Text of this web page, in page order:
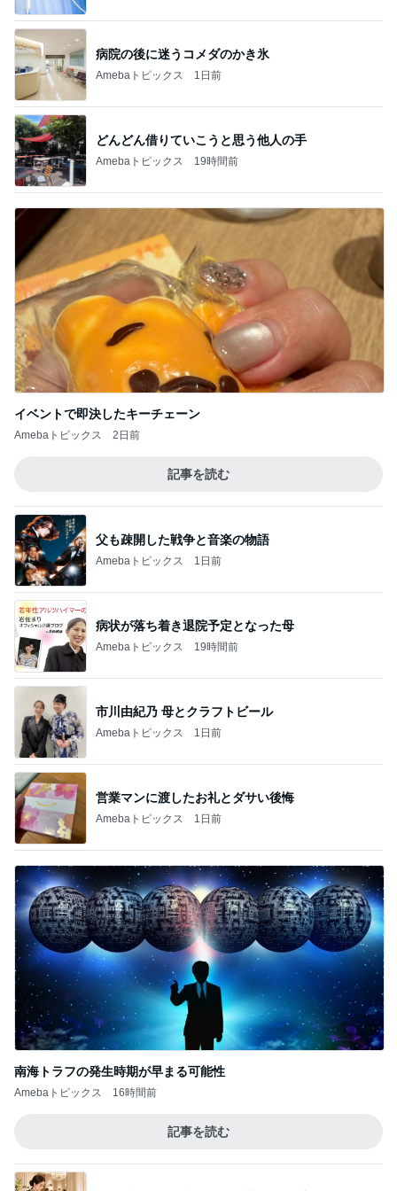
病院の後に迷うコメダのかき氷
Amebaトピックス 1日前
どんどん借りていこうと思う他人の手
Amebaトピックス 19時間前
イベントで即決したキーチェーン
Amebaトピックス 2日前
記事を読む
父も疎開した戦争と音楽の物語
Amebaトピックス 1日前
病状が落ち着き退院予定となった母
Amebaトピックス 19時間前
市川由紀乃 母とクラフトビール
Amebaトピックス 1日前
営業マンに渡したお礼とダサい後悔
Amebaトピックス 1日前
南海トラフの発生時期が早まる可能性
Amebaトピックス 16時間前
記事を読む